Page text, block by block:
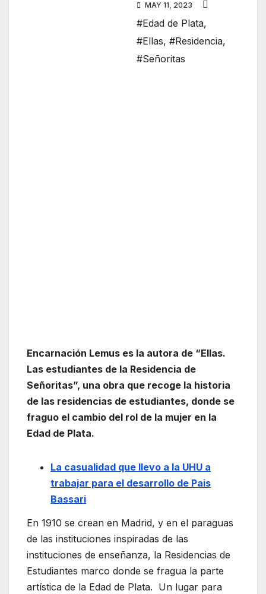
MAY 11, 2023
#Edad de Plata,
#Ellas, #Residencia,
#Señoritas
Encarnación Lemus es la autora de “Ellas.
Las estudiantes de la Residencia de
Señoritas”, una obra que recoge la historia
de las residencias de estudiantes, donde se
fraguo el cambio del rol de la mujer en la
Edad de Plata.
La casualidad que llevo a la UHU a
trabajar para el desarrollo de Pais
Bassari
En 1910 se crean en Madrid, y en el paraguas
de las instituciones inspiradas de las
instituciones de enseñanza, la Residencias de
Estudiantes marco donde se fragua la parte
artística de la Edad de Plata. Un lugar para